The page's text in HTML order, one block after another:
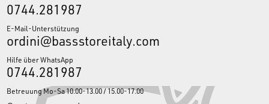
Wurfleistung; 2. Rekordverdächtige Leichtigkeit von nur 555g;
3. Hohe Salzwasserbeständigkeit.
Für welche Angeltechniken ist dieses Produkt gedacht?
Produkt ist speziell für das Brandungsangeln (Surfcasting) und
das Weitwurf-Grundangeln im Meer konzipiert.
Kaufen Sie die Daiwa Emblem Surf Light 45 SCW QD Rolle und alle
0744.281987
E-Mail-Unterstützung
ordini@bassstoreitaly.com
Hilfe über WhatsApp
0744.281987
Betreuung Mo-Sa 10.00-13.00 / 15.00-17.00